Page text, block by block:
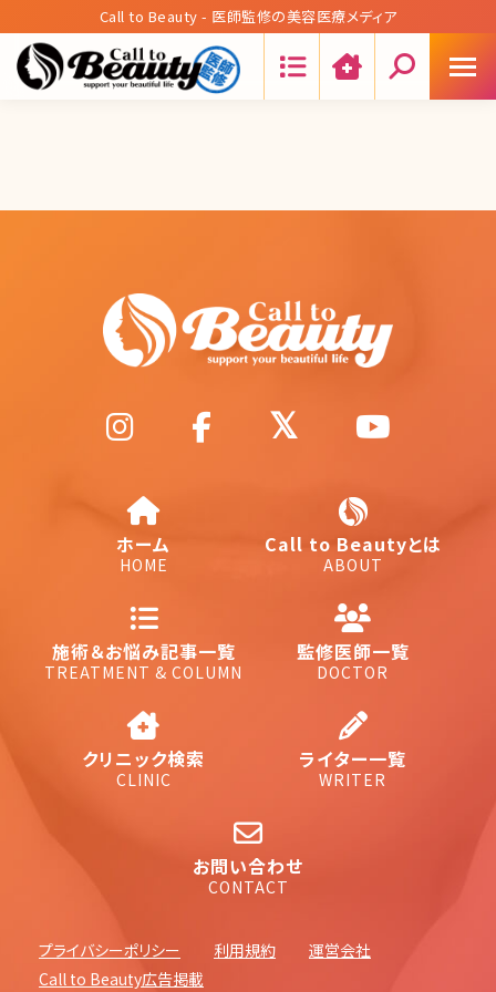
Call to Beauty - 医師監修の美容医療メディア
ホーム
HOME
Call to Beautyとは
ABOUT
施術＆お悩み記事一覧
TREATMENT & COLUMN
監修医師一覧
DOCTOR
クリニック検索
CLINIC
ライター一覧
WRITER
お問い合わせ
CONTACT
プライバシーポリシー 利用規約
運営会社
Call to Beauty広告掲載